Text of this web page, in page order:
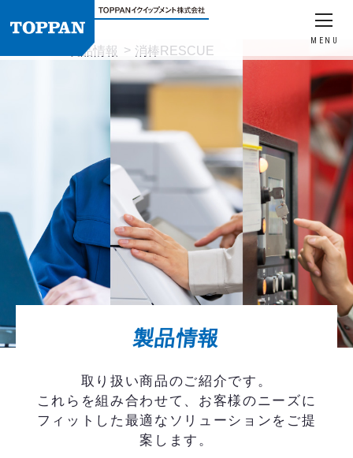
MENU
製品情報 消棒RESCUE
製品情報
取り扱い商品のご紹介です。
これらを組み合わせて、お客様のニーズに
フィットした最適なソリューションをご提
案します。